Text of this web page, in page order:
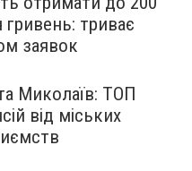
гривень: триває
заявок
Миколаїв: ТОП
від міських